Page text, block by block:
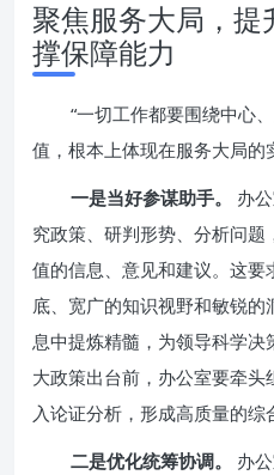
聚焦服务大局，
撑保障能力
“一切工作都要围绕中心
值，根本上体现在服务大局的
一是当好参谋助手。
办
究政策、研判形势、分析问
值的信息、意见和建议。这
底、宽广的知识视野和敏锐
息中提炼精髓，为领导科学
大政策出台前，办公室要牵
入论证分析，形成高质量的综
二是优化统筹协调。
办